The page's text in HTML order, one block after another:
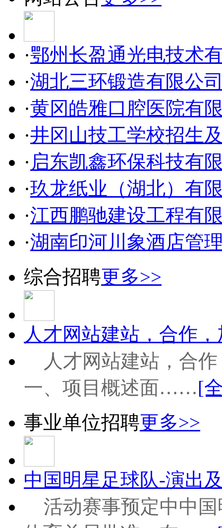
·鄂州长盈通光电技术
·湖北三环锻造有限公
·黄冈皓雅口腔医院有
·井冈山技工学校招生
· 启东凯鑫环保科技有
·玖龙纸业（湖北）有
·江西鹏驰建设工程有
·湖南印河川象酒店管
综合招聘更多>>
人才网站建站，合作
人才网站建站，合
一、项目概述面……[
事业单位招聘更多>>
中国明星足球队-演出
活动赛事预定中中